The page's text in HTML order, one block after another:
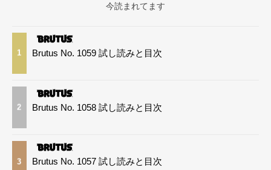
今読まれてます
1 Brutus No. 1059 試し読みと目次
2 Brutus No. 1058 試し読みと目次
3 Brutus No. 1057 試し読みと目次